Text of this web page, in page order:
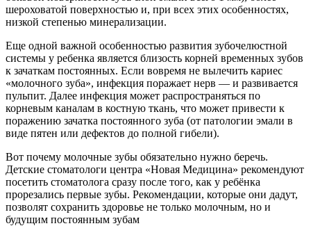
шероховатой поверхностью и, при всех этих особенностях,
низкой степенью минерализации.
Еще одной важной особенностью развития зубочелюстной
системы у ребенка является близость корней временных зубов
к зачаткам постоянных. Если вовремя не вылечить кариес
«молочного зуба», инфекция поражает нерв — и развивается
пульпит. Далее инфекция может распространяться по
корневым каналам в костную ткань, что может привести к
поражению зачатка постоянного зуба (от патологии эмали в
виде пятен или дефектов до полной гибели).
Вот почему молочные зубы обязательно нужно беречь.
Детские стоматологи центра «Новая Медицина» рекомендуют
посетить стоматолога сразу после того, как у ребёнка
прорезались первые зубы. Рекомендации, которые они дадут,
позволят сохранить здоровье не только молочным, но и
будущим постоянным зубам